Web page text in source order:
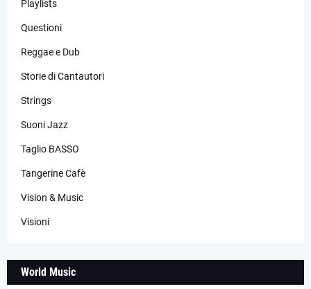
Playlists
Questioni
Reggae e Dub
Storie di Cantautori
Strings
Suoni Jazz
Taglio BASSO
Tangerine Cafè
Vision & Music
Visioni
World Music